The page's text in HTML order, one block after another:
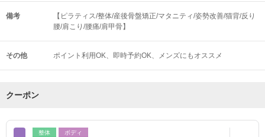
備考
【ピラティス/整体/産後骨盤矯正/マタニティ/姿勢改善/猫背/反り
腰/肩こり/腰痛/肩甲骨】
その他 ポイント利用OK 即時予約OK メンズにもオススメ
クーポン
整体 ボディ